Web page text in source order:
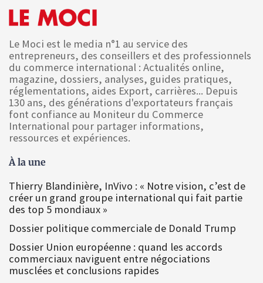
Le Moci est le media n°1 au service des
entrepreneurs, des conseillers et des professionnels
du commerce international : Actualités online,
magazine, dossiers, analyses, guides pratiques,
réglementations, aides Export, carrières... Depuis
130 ans, des générations d'exportateurs français
font confiance au Moniteur du Commerce
International pour partager informations,
ressources et expériences.
À la une
Thierry Blandinière, InVivo : « Notre vision, c’est de
créer un grand groupe international qui fait partie
des top 5 mondiaux »
Dossier politique commerciale de Donald Trump
Dossier Union européenne : quand les accords
commerciaux naviguent entre négociations
musclées et conclusions rapides